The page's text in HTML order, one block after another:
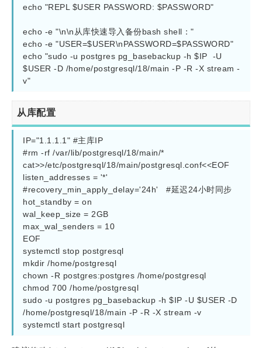
echo "REPL $USER PASSWORD: $PASSWORD"
echo -e "\n\n从库快速导入备份bash shell："
echo -e "USER=$USER\nPASSWORD=$PASSWORD"
echo "sudo -u postgres pg_basebackup -h $IP  -U
$USER -D /home/postgresql/18/main -P -R -X stream -
从库配置
IP="1.1.1.1" #主库IP
#rm -rf /var/lib/postgresql/18/main/*
cat>>/etc/postgresql/18/main/postgresql.conf<<EOF
listen_addresses = '*'
#recovery_min_apply_delay='24h'   #延迟24小时同步
hot_standby = on
wal_keep_size = 2GB
max_wal_senders = 10
EOF
systemctl stop postgresql
mkdir /home/postgresql
chown -R postgres:postgres /home/postgresql
chmod 700 /home/postgresql
sudo -u postgres pg_basebackup -h $IP -U $USER -D
/home/postgresql/18/main -P -R -X stream -v
systemctl start postgresql